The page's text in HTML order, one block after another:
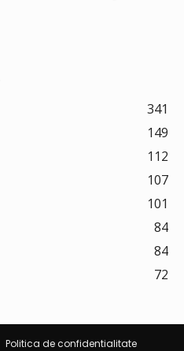
341
149
112
107
101
84
84
72
Politica de confidentialitate